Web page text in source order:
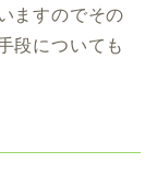
ますのでその
段についても